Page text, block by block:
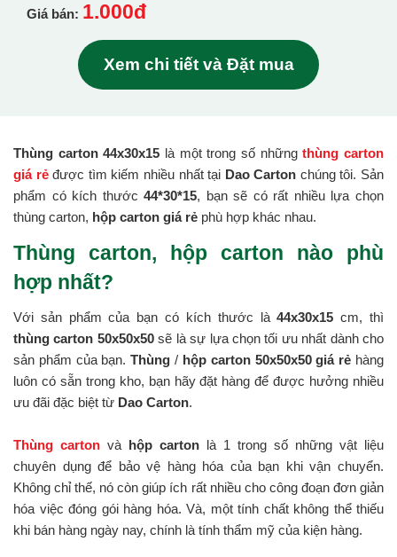
Giá bán: 1.000đ
Xem chi tiết và Đặt mua
Thùng carton 44x30x15 là một trong số nhữngthùng carton
giá rẻđược tìm kiếm nhiều nhất tại Dao Carton chúng tôi. Sản
phẩm có kích thước44*30*15, bạn sẽ có rất nhiều lựa chọn
thùng carton, hộp carton giá rẻ phù hợp khác nhau.
Thùng carton, hộp carton nào phù
hợp nhất?
Với sản phẩm của bạn có kích thước là44x30x15cm, thì
thùng carton 50x50x50sẽ là sự lựa chọn tối ưu nhất dành cho
sản phẩm của bạn.Thùng/ hộp carton 50x50x50 giá rẻ hàng
luôn có sẵn trong kho, bạn hãy đặt hàng để được hưởng nhiều
ưu đãi đặc biệt từ Dao Carton.
Thùng carton và hộp carton là 1 trong số những vật liệu
chuyên dụng để bảo vệ hàng hóa của bạn khi vận chuyển.
Không chỉ thế, nó còn giúp ích rất nhiều cho công đoạn đơn giản
hóa việc đóng gói hàng hóa. Và, một tính chất không thể thiếu
khi bán hàng ngày nay, chính là tính thẩm mỹ của kiện hàng.